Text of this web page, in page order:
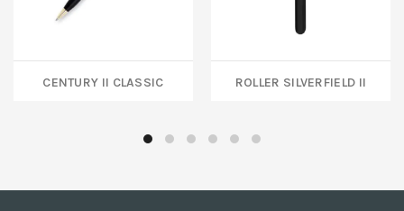
Century II Classic ROLLER SILVERFIELD II